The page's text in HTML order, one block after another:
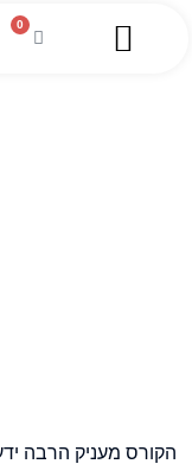
0
הקורס מעניק הרבה